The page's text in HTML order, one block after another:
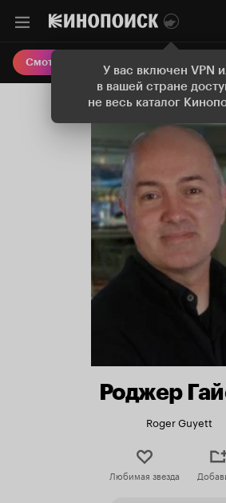
У вас включен VPN
в вашей стране
не весь каталог
Смотреть кино Онлайн-
Роджер
Roger Guyett
Любимая звезда